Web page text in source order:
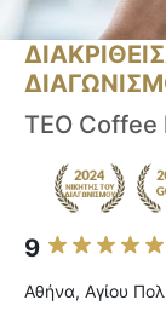
TEO Coffee
9
Αθήνα, Αγίου